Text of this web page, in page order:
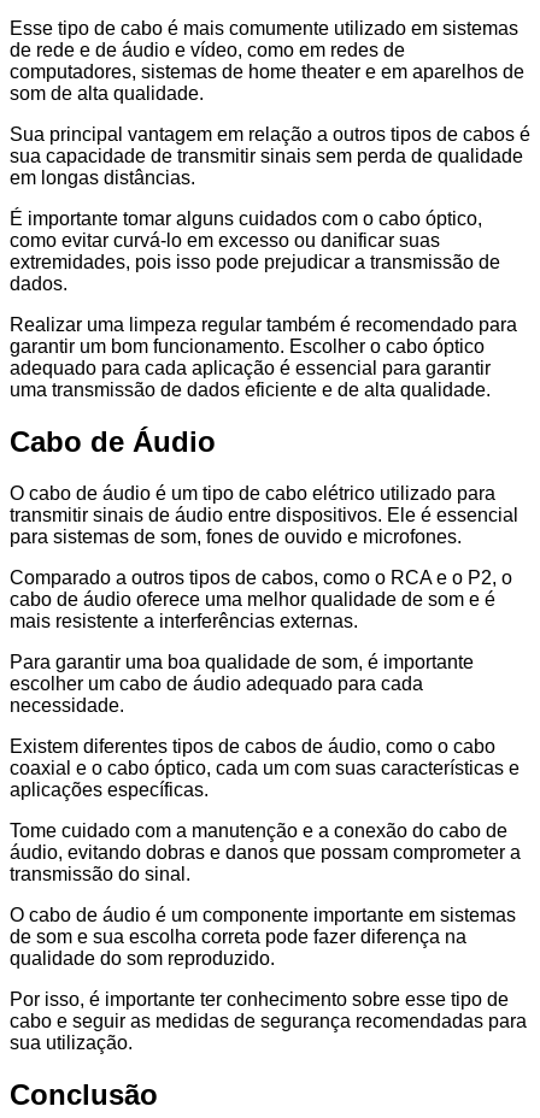
Esse tipo de cabo é mais comumente utilizado em sistemas
de rede e de áudio e vídeo, como em redes de
computadores, sistemas de home theater e em aparelhos de
som de alta qualidade.
Sua principal vantagem em relação a outros tipos de cabos é
sua capacidade de transmitir sinais sem perda de qualidade
em longas distâncias.
É importante tomar alguns cuidados com o cabo óptico,
como evitar curvá-lo em excesso ou danificar suas
extremidades, pois isso pode prejudicar a transmissão de
dados.
Realizar uma limpeza regular também é recomendado para
garantir um bom funcionamento. Escolher o cabo óptico
adequado para cada aplicação é essencial para garantir
uma transmissão de dados eficiente e de alta qualidade.
Cabo de Áudio
O cabo de áudio é um tipo de cabo elétrico utilizado para
transmitir sinais de áudio entre dispositivos. Ele é essencial
para sistemas de som, fones de ouvido e microfones.
Comparado a outros tipos de cabos, como o RCA e o P2, o
cabo de áudio oferece uma melhor qualidade de som e é
mais resistente a interferências externas.
Para garantir uma boa qualidade de som, é importante
escolher um cabo de áudio adequado para cada
necessidade.
Existem diferentes tipos de cabos de áudio, como o cabo
coaxial e o cabo óptico, cada um com suas características e
aplicações específicas.
Tome cuidado com a manutenção e a conexão do cabo de
áudio, evitando dobras e danos que possam comprometer a
transmissão do sinal.
O cabo de áudio é um componente importante em sistemas
de som e sua escolha correta pode fazer diferença na
qualidade do som reproduzido.
Por isso, é importante ter conhecimento sobre esse tipo de
cabo e seguir as medidas de segurança recomendadas para
sua utilização.
Conclusão